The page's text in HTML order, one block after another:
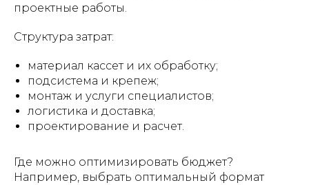
проектные работы.
Структура затрат:
материал кассет и их обработку;
подсистема и крепеж;
монтаж и услуги специалистов;
логистика и доставка;
проектирование и расчет.
Где можно оптимизировать бюджет?
Например, выбрать оптимальный формат